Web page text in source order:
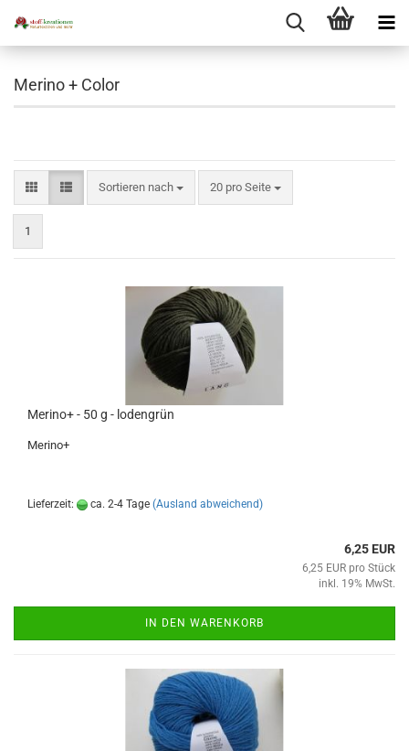
Merino + Color
Sortieren nach
Sortieren nach 20 pro Seite
pro Seite
1
Merino+ - 50 g - lodengrün
Merino+
Lieferzeit: ca. 2-4 Tage (Ausland abweichend)
6,25 EUR
6,25 EUR pro Stück
inkl. 19% MwSt.
IN DEN WARENKORB